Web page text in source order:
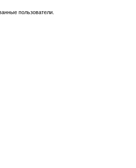
пользователи.